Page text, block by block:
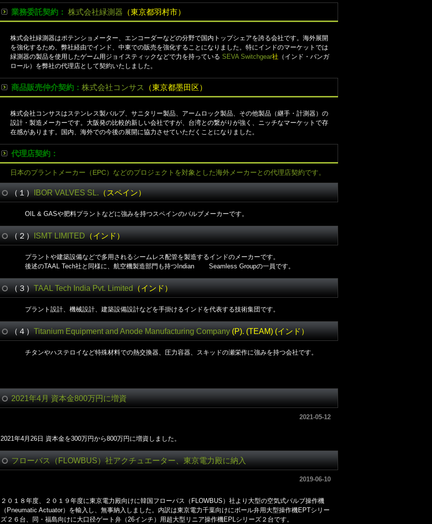
業務委託契約： 株式会社緑測器 （東京都羽村市）
株式会社緑測器はポテンショメーター、エンコーダーなどの分野で国内トップシェアを誇る会社です。海外展開
を強化するため、弊社経由でインド、中東での販売を強化することになりました。特にインドのマーケットでは
緑測器の製品を使用したゲーム用ジョイスティックなどで力を持っている SEVA Switchgear社 （インド・バンガ
ロール）を弊社の代理店として契約いたしました。
商品販売仲介契約： 株式会社コンサス （東京都墨田区）
株式会社コンサスはステンレス製バルブ、サニタリー製品、アームロック製品、その他製品（継手・計測器）の
設計・製造メーカーです。大阪発の比較的新しい会社ですが、台湾との繋がりが強く、ニッチなマーケットで存
在感があります。国内、海外での今後の展開に協力させていただくことになりました。
代理店契約：
日本のプラントメーカー（EPC）などのプロジェクトを対象とした海外メーカーとの代理店契約です。
（１） IBOR VALVES SL. （スペイン）
OIL & GASや肥料プラントなどに強みを持つスペインのバルブメーカーです。
（２） ISMT LIMITED （インド）
プラントや建築設備などで多用されるシームレス配管を製造するインドのメーカーです。
後述のTAAL Tech社と同様に、航空機製造部門も持つIndian Seamless Groupの一員です。
（３） TAAL Tech India Pvt. Limited （インド）
プラント設計、機械設計、建築設備設計などを手掛けるインドを代表する技術集団です。
（４） Titanium Equipment and Anode Manufacturing Company (P). (TEAM) (インド）
チタンやハステロイなど特殊材料での熱交換器、圧力容器、スキッドの瀬栄作に強みを持つ会社です。
2021年4月 資本金800万円に増資
2021-05-12
2021年4月26日 資本金を300万円から800万円に増資しました。
フローバス（FLOWBUS）社アクチュエーター、東京電力殿に納入
2019-06-10
２０１８年度、２０１９年度に東京電力殿向けに韓国フローバス（FLOWBUS）社より大型の空気式バルブ操作機
（Pneumatic Actuator）を輸入し、無事納入しました。内訳は東京電力千葉向けにボール弁用大型操作機EPTシリー
ズ２６台、同・福島向けに大口径ゲート弁（26インチ）用超大型リニア操作機EPLシリーズ２台です。